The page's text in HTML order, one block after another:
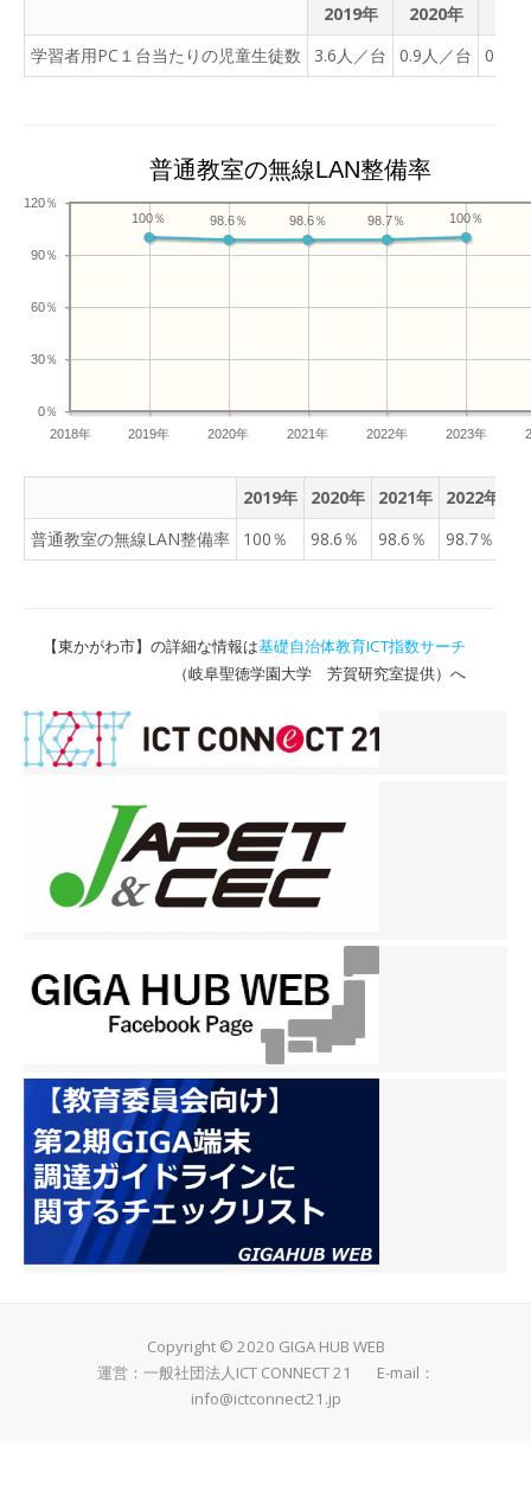
2019年 2020年
学習者用PC１台当たりの児童生徒数
3.6人／台 0.9人／台 0.9人
普通教室の無線LAN整備率
2018年 2019年 2020年 2021年 2022年 2023年
0％
30％
60％
90％
120％
100％
98.7％
98.6％
98.6％
100％
2019年 2020年 2021年 2022年
普通教室の無線LAN整備率
100％ 98.6％ 98.6％ 98.7％
【東かがわ市】の詳細な情報は基礎自治体教育ICT指数サーチ
（岐阜聖徳学園大学 芳賀研究室提供）へ
Copyright © 2020 GIGA HUB WEB
運営：一般社団法人ICT CONNECT 21 E-mail：
info@ictconnect21.jp